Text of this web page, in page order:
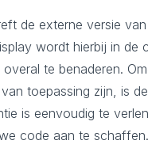
de externe versie
wordt hierbij in de
te benaderen.
toepassing zijn, is
is eenvoudig te
code aan te